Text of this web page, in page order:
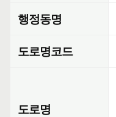
행정동명
도로명코드
도로명